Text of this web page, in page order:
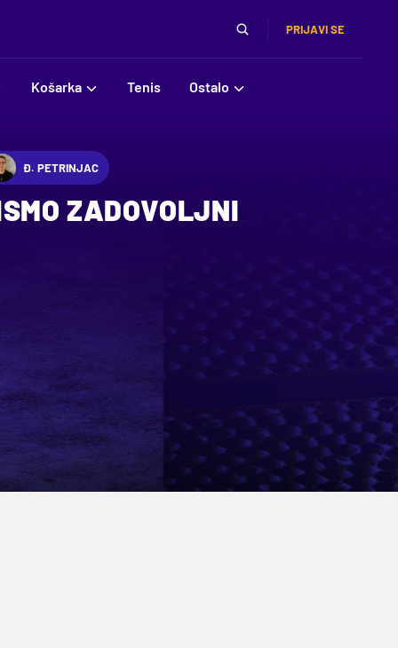
PRIJAVI SE
Košarka Tenis Ostalo
Đ. PETRINJAC
ZADOVOLJNI